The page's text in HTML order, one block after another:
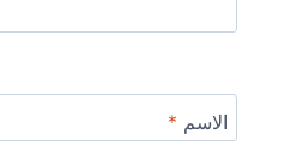
الاسم *